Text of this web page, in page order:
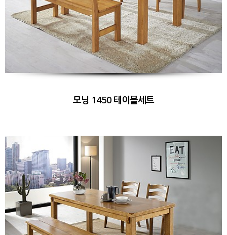
모닝 1450 테이블세트